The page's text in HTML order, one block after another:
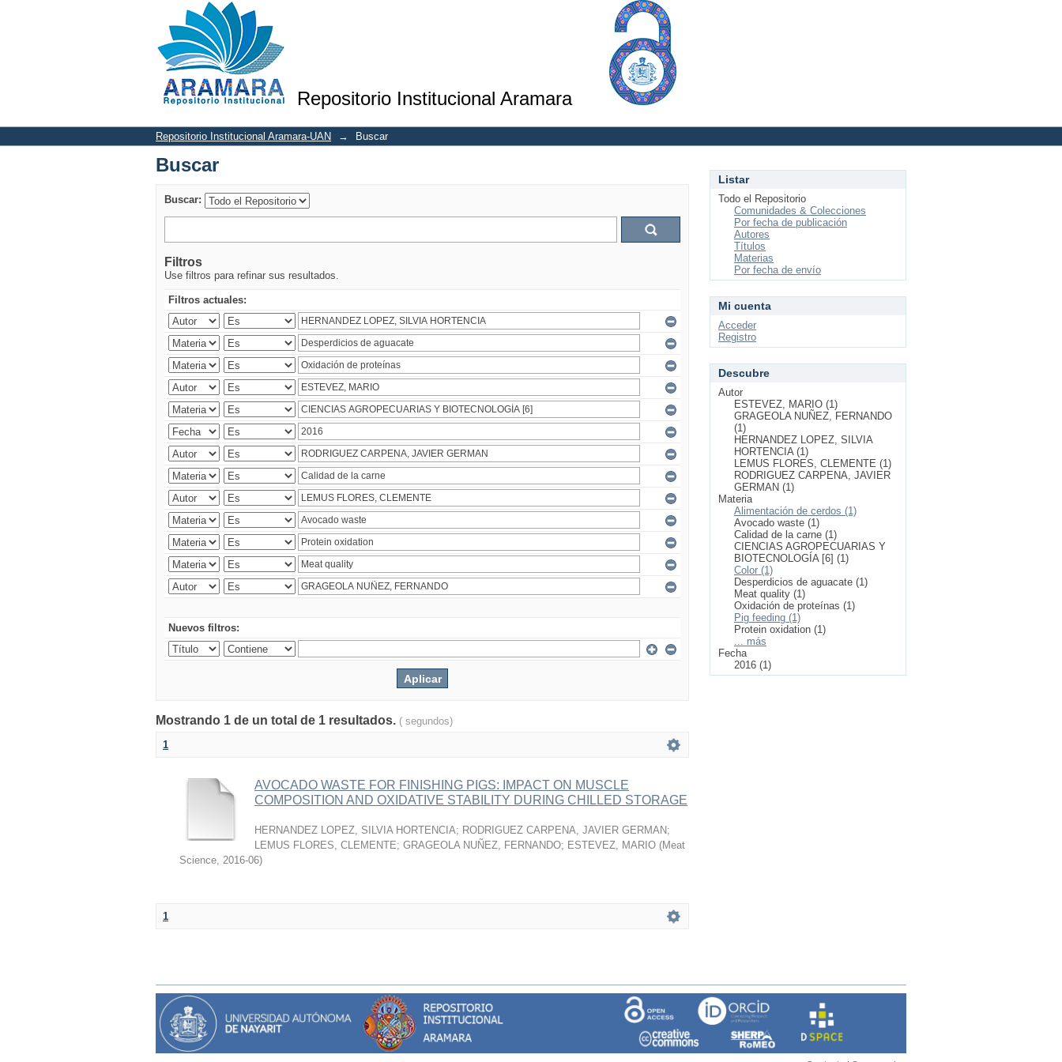
Repositorio Institucional Aramara
Buscar
Repositorio Institucional Aramara-UAN → Buscar
Buscar
Buscar:
Filtros
Use filtros para refinar sus resultados.
Filtros actuales:
Nuevos filtros:
Mostrando 1 de un total de 1 resultados. ( segundos)
1
AVOCADO WASTE FOR FINISHING PIGS: IMPACT ON MUSCLE
COMPOSITION AND OXIDATIVE STABILITY DURING CHILLED STORAGE
HERNANDEZ LOPEZ, SILVIA HORTENCIA; RODRIGUEZ CARPENA, JAVIER GERMAN;
LEMUS FLORES, CLEMENTE; GRAGEOLA NUÑEZ, FERNANDO; ESTEVEZ, MARIO (Meat
Science, 2016-06)
1
Listar
Todo el Repositorio
Comunidades & Colecciones
Por fecha de publicación
Autores
Títulos
Materias
Por fecha de envío
Mi cuenta
Acceder
Registro
Descubre
Autor
ESTEVEZ, MARIO (1)
GRAGEOLA NUÑEZ, FERNANDO
(1)
HERNANDEZ LOPEZ, SILVIA
HORTENCIA (1)
LEMUS FLORES, CLEMENTE (1)
RODRIGUEZ CARPENA, JAVIER
GERMAN (1)
Materia
Alimentación de cerdos (1)
Avocado waste (1)
Calidad de la carne (1)
CIENCIAS AGROPECUARIAS Y
BIOTECNOLOGÍA [6] (1)
Color (1)
Desperdicios de aguacate (1)
Meat quality (1)
Oxidación de proteínas (1)
Pig feeding (1)
Protein oxidation (1)
... más
Fecha
2016 (1)